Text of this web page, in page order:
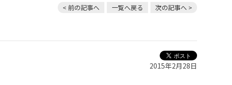
< 前の記事へ 一覧へ戻る 次の記事へ >
2015年2月28日